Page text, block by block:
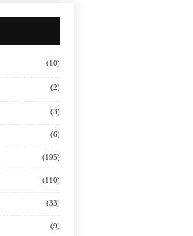
(10)
(2)
(3)
(6)
(195)
(110)
(33)
(9)